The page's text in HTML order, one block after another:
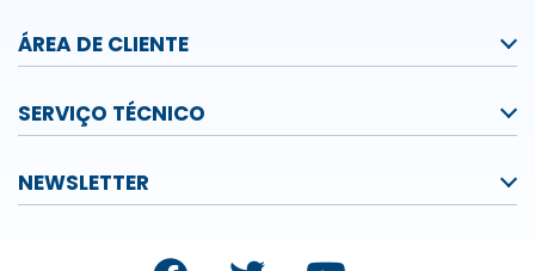
ÁREA DE CLIENTE
SERVIÇO TÉCNICO
NEWSLETTER